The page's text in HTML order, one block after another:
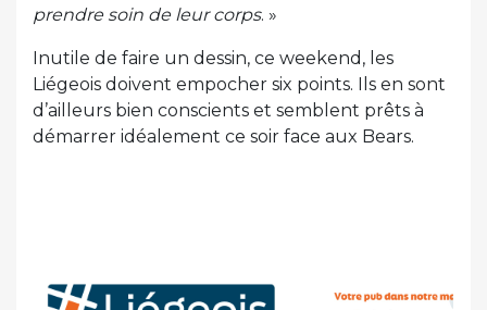
prendre soin de leur corps. »
Inutile de faire un dessin, ce weekend, les
Liégeois doivent empocher six points. Ils en sont
d’ailleurs bien conscients et semblent prêts à
démarrer idéalement ce soir face aux Bears.